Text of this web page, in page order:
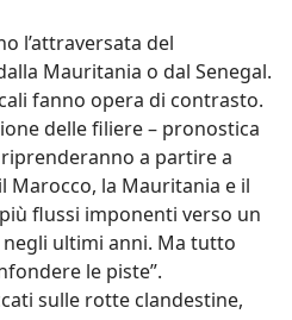
l’attraversata del
Mauritania o dal Senegal.
fanno opera di contrasto.
delle filiere – pronostica
a partire a
Marocco, la Mauritania e il
flussi imponenti verso un
ultimi anni. Ma tutto
le piste”.
sulle rotte clandestine,